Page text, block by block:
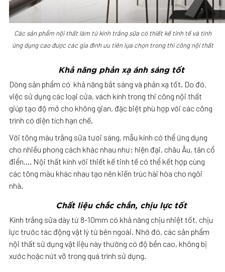
Các sản phẩm nội thất làm từ kính trắng sữa có thiết kế tinh tế và tính
ứng dụng cao được các gia đình ưu tiên lựa chọn trong thi công nội thất
Khả năng phản xạ ánh sáng tốt
Dòng sản phẩm có khả năng bắt sáng và phản xạ tốt. Do đó,
việc sử dụng các loại cửa, vách kính trong thi công nội thất
giúp tạo độ mở cho không gian, đặc biệt phù hợp với các công
trình có diện tích hạn chế.
Với tông màu trắng sữa tươi sáng, mẫu kính có thể ứng dụng
cho nhiều phong cách khác nhau như: hiện đại, châu Âu, tân cổ
điển,… Nội thất kính với thiết kế tinh tế có thể kết hợp cùng
các tông màu khác nhau tạo nên kiến trúc hài hòa cho ngôi
nhà.
Chất liệu chắc chắn, chịu lực tốt
Kính trắng sữa dày từ 8-10mm có khả năng chịu nhiệt tốt, chịu
lực trước tác động vật lý từ bên ngoài. Nhờ đó, các sản phẩm
nội thất sử dụng vật liệu này thường có độ bền cao, không bị
xước hoặc nứt vỡ trong quá trình sử dụng.